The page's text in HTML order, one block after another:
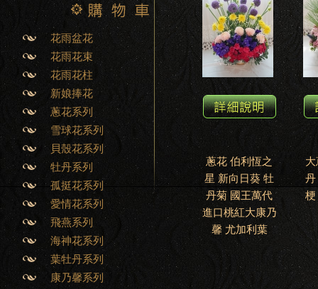
花雨盆花
花雨花束
花雨花柱
新娘捧花
蔥花系列
雪球花系列
貝殼花系列
牡丹系列
孤挺花系列
愛情花系列
飛燕系列
海神花系列
葉牡丹系列
康乃馨系列
蔥花 伯利恆之
星 新向日葵 牡
丹菊 國王萬代
進口桃紅大康乃
馨 尤加利葉
丹
梗